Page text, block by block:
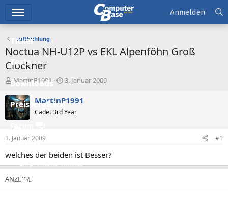
Ticker
Tests
Downloads
Preisvergleich
Forum
Aktuelles
Empfohlene Inhalte
Neue Beiträge
Anmelden
Luftkühlung
Noctua NH-U12P vs EKL Alpenföhn Groß
Clockner
E
r
s
t
e
e
r
MartinP1991
E
s
e
t
a
3. Januar 2009
MartinP1991
Cadet 3rd Year
3. Januar 2009 #1
welches der beiden ist Besser?